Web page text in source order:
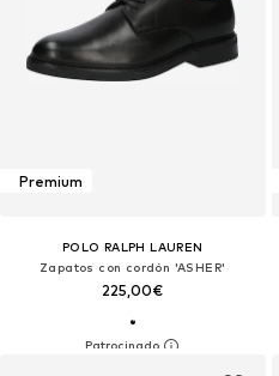
Premium
POLO RALPH LAUREN
Zapatos con cordón 'ASHER'
225,00€